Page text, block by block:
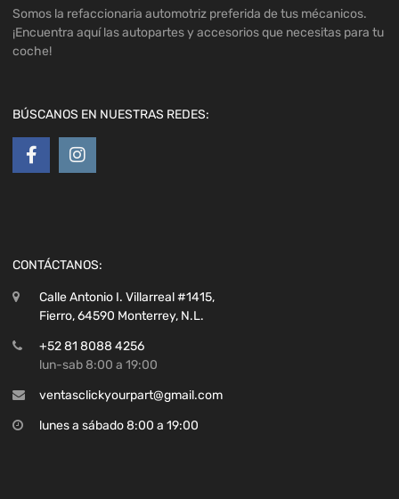
Somos la refaccionaria automotriz preferida de tus mécanicos.
¡Encuentra aquí las autopartes y accesorios que necesitas para tu
coche!
BÚSCANOS EN NUESTRAS REDES:
CONTÁCTANOS:
Calle Antonio I. Villarreal #1415,
Fierro, 64590 Monterrey, N.L.
+52 81 8088 4256
lun-sab 8:00 a 19:00
ventasclickyourpart@gmail.com
lunes a sábado 8:00 a 19:00